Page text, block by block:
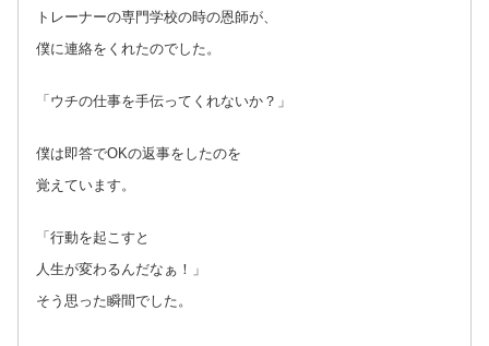
トレーナーの専門学校の時の恩師が、
僕に連絡をくれたのでした。
「ウチの仕事を手伝ってくれないか？」
僕は即答でOKの返事をしたのを
覚えています。
「行動を起こすと
人生が変わるんだなぁ！」
そう思った瞬間でした。